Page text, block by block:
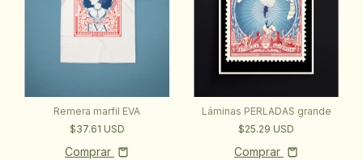
Remera marfil EVA
$37.61 USD
Comprar
Láminas PERLADAS grande
$25.29 USD
Comprar